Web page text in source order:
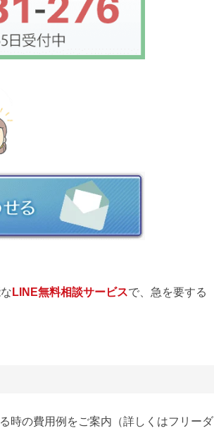
LINE無料相談サービスで、急を要する
時の費用例をご案内（詳しくはフリーダ